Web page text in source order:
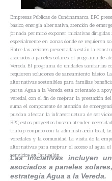
Empresas Públicas de Cundinamarca, EPC,
básico, energía alternativa, atención de
jornada permitió exponer iniciativas
especialmente en zonas donde se requieren
Entre las acciones presentadas están la
asociados a paneles solares, el programa de
Vereda. El programa de unidades sanitarias
requieren soluciones de saneamiento básico.
alternativas sostenibles para familias
parte, Agua a la Vereda está orientado a
veredal, con el fin de mejorar la prestación
suma el componente de atención de
puedan afectar la infraestructura de servicios
EPC, estos proyectos buscan atender
trabajo conjunto con la administración local,
veredales y la comunidad. La visita de la
alternativas para mejorar el acceso al agua,
servicios en Jerusalén.
Las iniciativas incluyen
asociados a paneles
estrategia Agua a la Vereda.